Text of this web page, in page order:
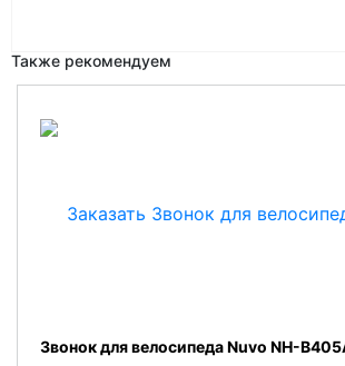
Также рекомендуем
Звонок для велосипеда Nuvo NH-